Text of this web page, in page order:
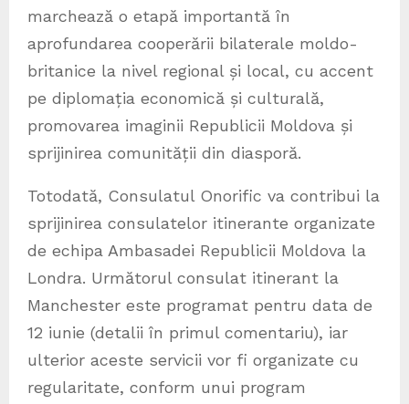
marchează o etapă importantă în
aprofundarea cooperării bilaterale moldo-
britanice la nivel regional și local, cu accent
pe diplomația economică și culturală,
promovarea imaginii Republicii Moldova și
sprijinirea comunității din diasporă.
Totodată, Consulatul Onorific va contribui la
sprijinirea consulatelor itinerante organizate
de echipa Ambasadei Republicii Moldova la
Londra. Următorul consulat itinerant la
Manchester este programat pentru data de
12 iunie (detalii în primul comentariu), iar
ulterior aceste servicii vor fi organizate cu
regularitate, conform unui program